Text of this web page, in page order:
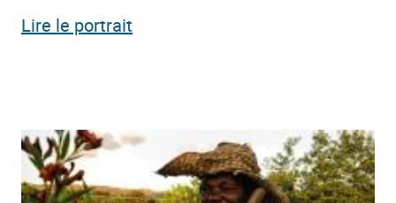
Lire le portrait